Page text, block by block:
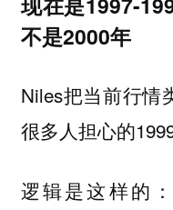
不是2000年
Niles把当前行情
很多人担心的
逻辑是这样的：